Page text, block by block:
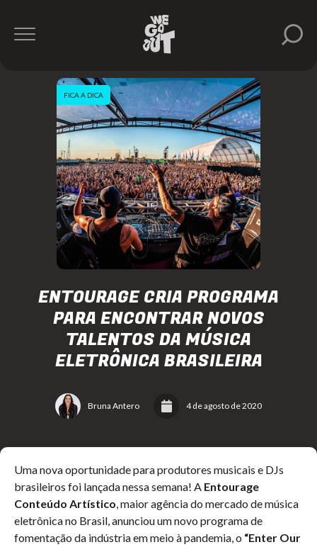
ENTOURAGE CRIA PROGRAMA
PARA ENCONTRAR NOVOS
TALENTOS DA MÚSICA
ELETRÔNICA BRASILEIRA
Bruna Antero 4 de agosto de 2020
FICA A DICA
Uma nova oportunidade para produtores musicais e DJs
brasileiros foi lançada nessa semana! A Entourage
Conteúdo Artístico, maior agência do mercado de música
eletrônica no Brasil, anunciou um novo programa de
fomentação da indústria em meio à pandemia, o “Enter Our